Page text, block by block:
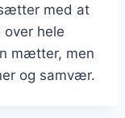
med at
over hele
mætter, men
og samvær.